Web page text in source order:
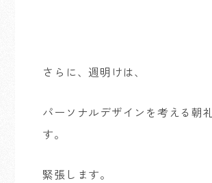
さらに、週明けは、
パーソナルデザインを考える朝
す。
緊張します。